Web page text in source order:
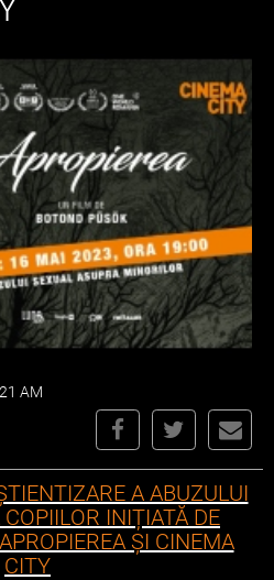
AM
A ABUZULUI
INIȚIATĂ DE
ȘI CINEMA
CITY